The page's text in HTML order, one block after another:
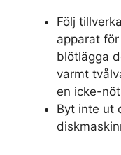
Följ
apparat
blötlägga
varmt
en icke-
Byt inte ut